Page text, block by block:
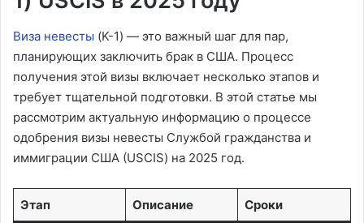
Виза невесты (K-1) — это важный шаг для пар,
планирующих заключить брак в США. Процесс
получения этой визы включает несколько этапов и
требует тщательной подготовки. В этой статье мы
рассмотрим актуальную информацию о процессе
одобрения визы невесты Службой гражданства и
иммиграции США (USCIS) на 2025 год.
Этап Описание Сроки